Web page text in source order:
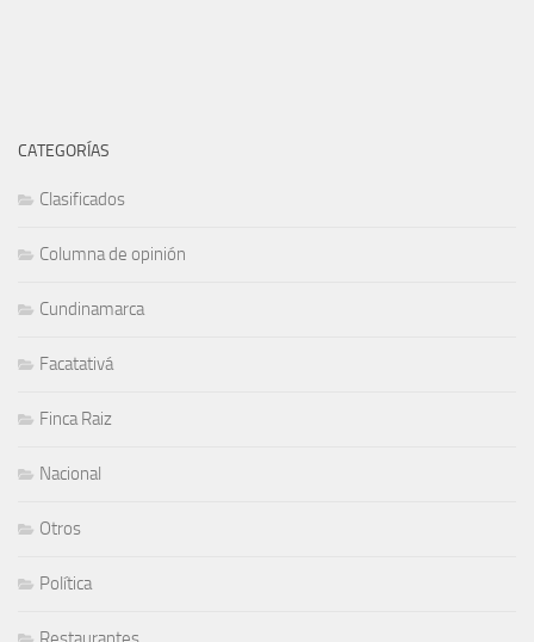
CATEGORÍAS
Clasificados
Columna de opinión
Cundinamarca
Facatativá
Finca Raiz
Nacional
Otros
Política